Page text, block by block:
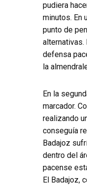
pudiera
minutos. En
punto de
alternativas.
defensa
la
En la
marcador.
realizando
conseguía
Badajoz
dentro del
pacense
El Badajoz,